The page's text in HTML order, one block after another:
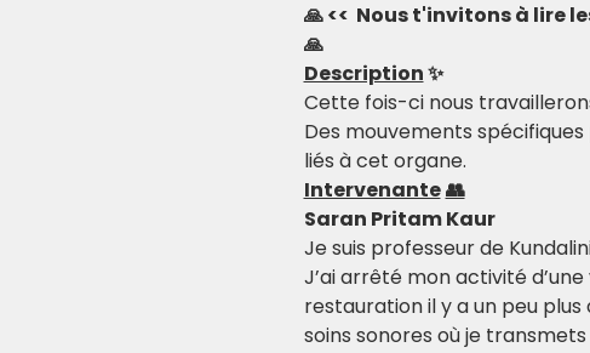
🙏 <<  Nous t'invitons à
🙏
Description ✨
Cette fois-ci nous
Des mouvements
liés à cet organe.
Intervenante👥
Saran Pritam Kaur
Je suis professeur de
J’ai arrêté mon activité
restauration il y a un peu
soins sonores où je